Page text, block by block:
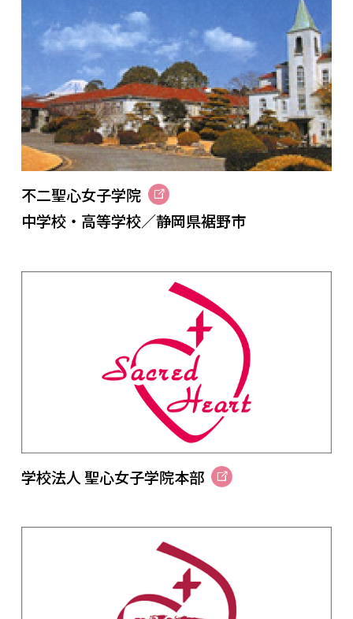
不二聖心女子学院
中学校・高等学校／静岡県裾野市
学校法人 聖心女子学院本部